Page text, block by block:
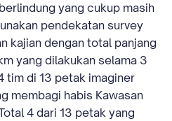
yang cukup masih
pendekatan survey
kajian dengan total panjang
yang dilakukan selama 3
tim di 13 petak imaginer
membagi habis Kawasan
4 dari 13 petak yang